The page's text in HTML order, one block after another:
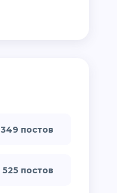
349 постов
525 постов